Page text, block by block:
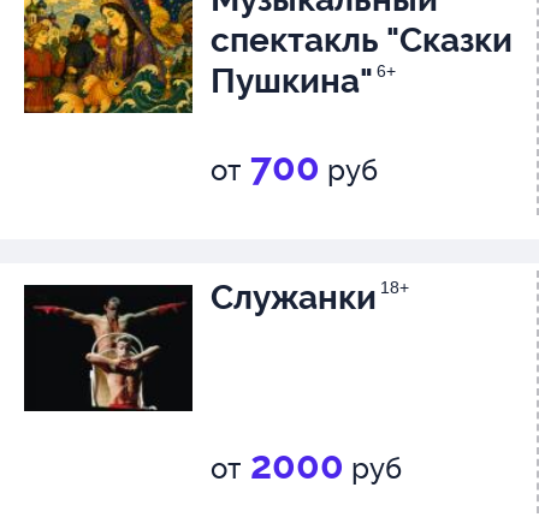
спектакль "Сказки
Пушкина" 6+
от 700 руб
Служанки 18+
от 2000 руб